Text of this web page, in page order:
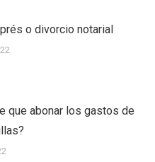
o divorcio notarial
que abonar los gastos de